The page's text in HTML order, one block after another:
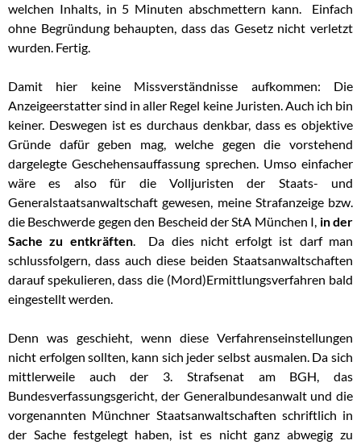
welchen Inhalts, in 5 Minuten abschmettern kann. Einfach
ohne Begründung behaupten, dass das Gesetz nicht verletzt
wurden. Fertig.
Damit hier keine Missverständnisse aufkommen: Die
Anzeigeerstatter sind in aller Regel keine Juristen. Auch ich bin
keiner. Deswegen ist es durchaus denkbar, dass es objektive
Gründe dafür geben mag, welche gegen die vorstehend
dargelegte Geschehensauffassung sprechen. Umso einfacher
wäre es also für die Volljuristen der Staats- und
Generalstaatsanwaltschaft gewesen, meine Strafanzeige bzw.
die Beschwerde gegen den Bescheid der StA München I, in der
Sache zu entkräften. Da dies nicht erfolgt ist darf man
schlussfolgern, dass auch diese beiden Staatsanwaltschaften
darauf spekulieren, dass die (Mord)Ermittlungsverfahren bald
eingestellt werden.
Denn was geschieht, wenn diese Verfahrenseinstellungen
nicht erfolgen sollten, kann sich jeder selbst ausmalen. Da sich
mittlerweile auch der 3. Strafsenat am BGH, das
Bundesverfassungsgericht, der Generalbundesanwalt und die
vorgenannten Münchner Staatsanwaltschaften schriftlich in
der Sache festgelegt haben, ist es nicht ganz abwegig zu